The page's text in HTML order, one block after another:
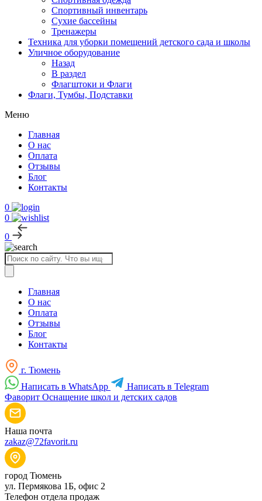
Спортивный инвентарь
Сухие бассейны
Тренажеры
Техника для уборки помещений детского сада и школы
Уличное оборудование
Назад
В раздел
Флагштоки и Флаги
Флаги, Тумбы, Подставки
Меню
Главная
О нас
Оплата
Отзывы
Блог
Контакты
0
0
0
Поиск
товаров
Главная
О нас
Оплата
Отзывы
Блог
Контакты
г. Тюмень
Написать в WhatsApp
Написать в Telegram
Фаворит Оснащение школ и детских садов
Наша почта
zakaz@72favorit.ru
город Тюмень
ул. Пермякова 1Б, офис 2
Телефон отдела продаж